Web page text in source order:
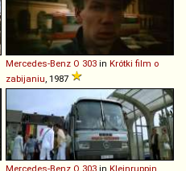
Mercedes-Benz O 303 in Krótki film o
zabijaniu, 1987